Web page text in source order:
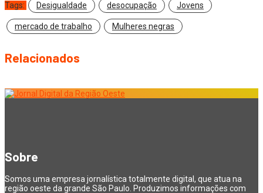
Tags: Desigualdade desocupação Jovens
mercado de trabalho Mulheres negras
Relacionados
Sobre
Somos uma empresa jornalística totalmente digital, que atua na
região oeste da grande São Paulo. Produzimos informações com